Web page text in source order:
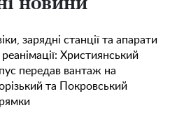
зарядні станції та апарати
Християнський
передав вантаж на
та Покровський